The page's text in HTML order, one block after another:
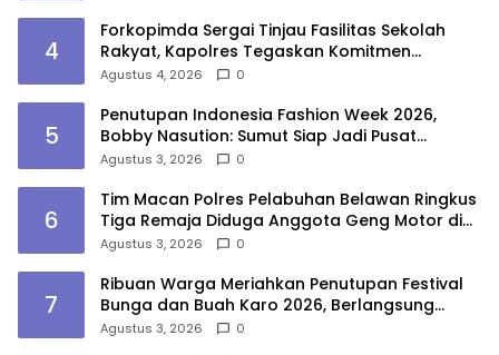
4
Forkopimda Sergai Tinjau Fasilitas Sekolah
Rakyat, Kapolres Tegaskan Komitmen
Ciptakan Lingkungan Belajar Aman dan
Agustus 4, 2026 0
5
Penutupan Indonesia Fashion Week 2026,
Bobby Nasution: Sumut Siap Jadi Pusat
Fashion Indonesia Lewat Wastra
Agustus 3, 2026 0
6
Tim Macan Polres Pelabuhan Belawan Ringkus
Tiga Remaja Diduga Anggota Geng Motor di
Marelan
Agustus 3, 2026 0
7
Ribuan Warga Meriahkan Penutupan Festival
Bunga dan Buah Karo 2026, Berlangsung
Aman di Bawah Pengamanan Gabungan
Agustus 3, 2026 0